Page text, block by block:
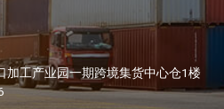
加工产业园一期跨境集货中心仓1楼